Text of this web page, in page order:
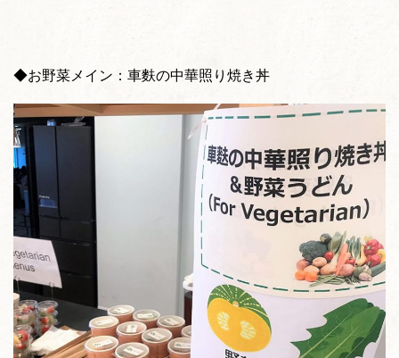
◆お野菜メイン：車麩の中華照り焼き丼